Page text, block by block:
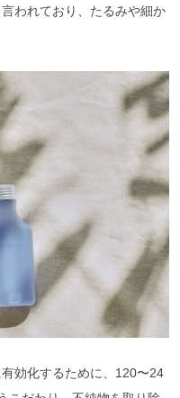
われており、たるみや細か
効化するために、120〜24